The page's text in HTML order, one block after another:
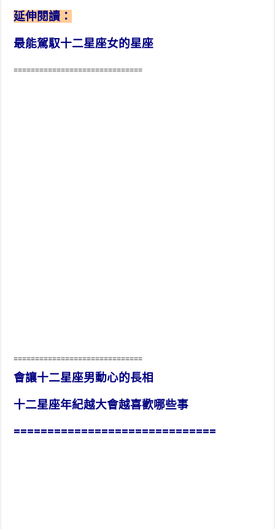
延伸閱讀：
最能駕馭十二星座女的星座
==============================
==============================
會讓十二星座男動心的長相
十二星座年紀越大會越喜歡哪些事
==============================